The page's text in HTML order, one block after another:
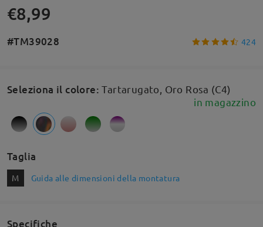
€8,99
#TM39028 424
Seleziona il colore:Tartarugato, Oro Rosa (C4)
in magazzino
Taglia
M Guida alle dimensioni della montatura
Specifiche